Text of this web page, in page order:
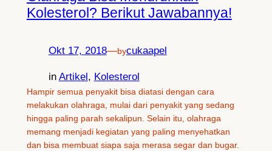
Kolesterol? Berikut Jawabannya!
Okt 17, 2018—bycukaapel
in Artikel , Kolesterol
Hampir semua penyakit bisa diatasi dengan cara
melakukan olahraga, mulai dari penyakit yang sedang
hingga paling parah sekalipun. Selain itu, olahraga
memang menjadi kegiatan yang paling menyehatkan
dan bisa membuat siapa saja merasa segar dan bugar.